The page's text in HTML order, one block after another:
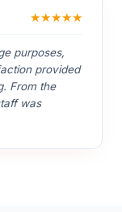
★★★★★
purposes,
provided
From the
was